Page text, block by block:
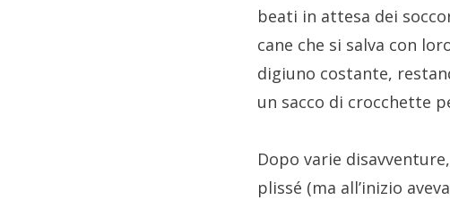
beati in attesa dei
cane che si salva con
digiuno costante,
un sacco di crocchette
Dopo varie
plissé (ma all’inizio